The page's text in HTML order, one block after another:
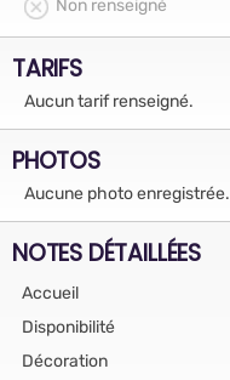
Non renseigné
TARIFS
Aucun tarif renseigné.
PHOTOS
Aucune photo enregistrée.
NOTES DÉTAILLÉES
Accueil
Disponibilité
Décoration